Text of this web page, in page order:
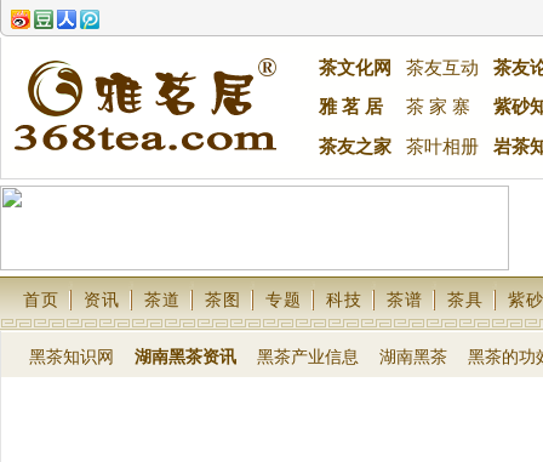
茶文化网 茶友互动
茶友
雅 茗 居
茶 家 寨 紫砂
茶友之家 茶叶相册 岩茶
首页 资讯 茶道 茶图 专题 科技 茶谱 茶具 紫砂
黑茶知识网 湖南黑茶资讯 黑茶产业信息 湖南黑茶 黑茶的功